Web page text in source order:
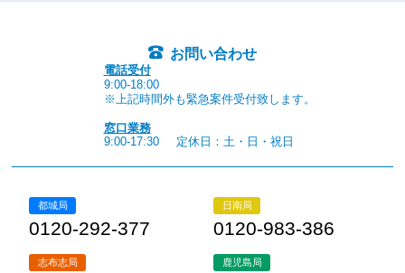
お問い合わせ
電話受付
9:00-18:00
※上記時間外も緊急案件受付致します。
窓口業務
9:00-17:30
定休日：土・日・祝日
都城局
0120-292-377
日南局
0120-983-386
志布志局 鹿児島局